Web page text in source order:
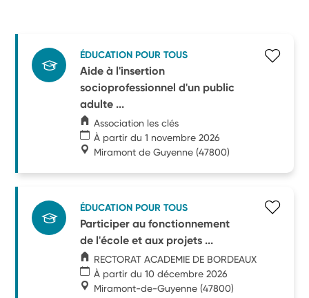
ÉDUCATION POUR TOUS
Aide à l'insertion
socioprofessionnel d'un public
adulte ...
Association les clés
À partir du 1 novembre 2026
Miramont de Guyenne (47800)
ÉDUCATION POUR TOUS
Participer au fonctionnement
de l'école et aux projets ...
RECTORAT ACADEMIE DE BORDEAUX
À partir du 10 décembre 2026
Miramont-de-Guyenne (47800)